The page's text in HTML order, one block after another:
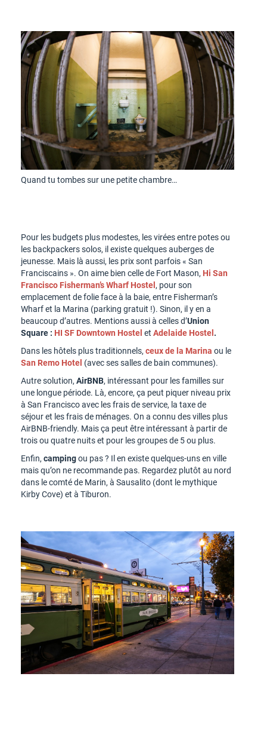
Quand tu tombes sur une petite chambre…
Pour les budgets plus modestes, les virées entre potes ou
les backpackers solos, il existe quelques auberges de
jeunesse. Mais là aussi, les prix sont parfois « San
Franciscains ». On aime bien celle de Fort Mason, Hi San
Francisco Fisherman’s Wharf Hostel , pour son
emplacement de folie face à la baie, entre Fisherman’s
Wharf et la Marina (parking gratuit !). Sinon, il y en a
beaucoup d’autres. Mentions aussi à celles d’Union
Square : HI SF Downtown Hostel et Adelaide Hostel .
Dans les hôtels plus traditionnels, ceux de la Marina ou le
San Remo Hotel (avec ses salles de bain communes).
Autre solution, AirBNB, intéressant pour les familles sur
une longue période. Là, encore, ça peut piquer niveau prix
à San Francisco avec les frais de service, la taxe de
séjour et les frais de ménages. On a connu des villes plus
AirBNB-friendly. Mais ça peut être intéressant à partir de
trois ou quatre nuits et pour les groupes de 5 ou plus.
Enfin, campingou pas ? Il en existe quelques-uns en ville
mais qu’on ne recommande pas. Regardez plutôt au nord
dans le comté de Marin, à Sausalito (dont le mythique
Kirby Cove) et à Tiburon.